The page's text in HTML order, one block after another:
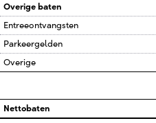
Overige baten
Entreeontvangsten
Parkeergelden
Overige
Nettobaten